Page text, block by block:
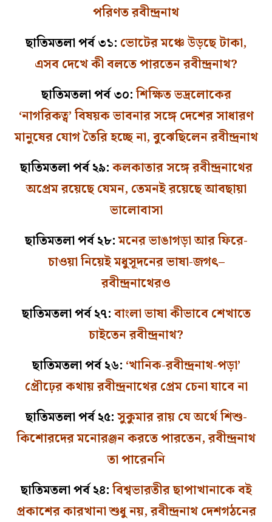
পরিণত রবীন্দ্রনাথ
ছাতিমতলা পর্ব ৩১: ভোটের মঞ্চে উড়ছে টাকা,
এসব দেখে কী বলতে পারতেন রবীন্দ্রনাথ?
ছাতিমতলা পর্ব ৩০:শিক্ষিত ভদ্রলোকের
‘নাগরিকত্ব’ বিষয়ক ভাবনার সঙ্গে দেশের সাধারণ
মানুষের যোগ তৈরি হচ্ছে না, বুঝেছিলেন রবীন্দ্রনাথ
ছাতিমতলা পর্ব ২৯:কলকাতার সঙ্গে রবীন্দ্রনাথের
অপ্রেম রয়েছে যেমন, তেমনই রয়েছে আবছায়া
ভালোবাসা
ছাতিমতলা পর্ব ২৮:মনের ভাঙাগড়া আর ফিরে-
চাওয়া নিয়েই মধুসূদনের ভাষা-জগৎ–
রবীন্দ্রনাথের‌ও
ছাতিমতলা পর্ব ২৭:বাংলা ভাষা কীভাবে শেখাতে
চাইতেন রবীন্দ্রনাথ?
ছাতিমতলা পর্ব ২৬: ‘খানিক-রবীন্দ্রনাথ-পড়া’
প্রৌঢ়ের কথায় রবীন্দ্রনাথের প্রেম চেনা যাবে না
ছাতিমতলা পর্ব ২৫:সুকুমার রায় যে অর্থে শিশু-
কিশোরদের মনোরঞ্জন করতে পারতেন, রবীন্দ্রনাথ
তা পারেননি
ছাতিমতলা পর্ব ২৪:বিশ্বভারতীর ছাপাখানাকে বই
প্রকাশের কারখানা শুধু নয়, রবীন্দ্রনাথ দেশগঠনের